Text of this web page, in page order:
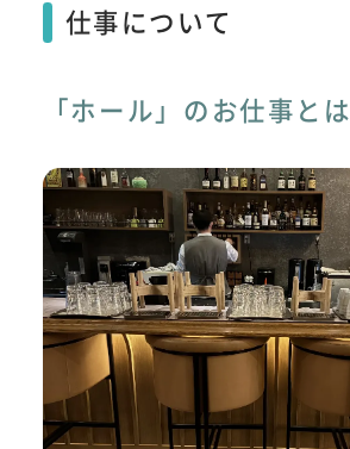
仕事について
「ホール」のお仕事とは